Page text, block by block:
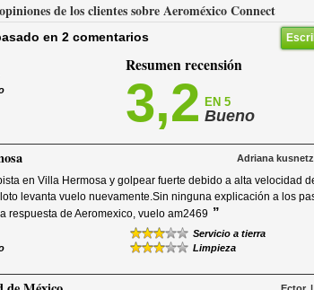
de los clientes sobre Aeroméxico Connect
en 2 comentarios
Resumen recensión
3,2 EN 5
Bueno
Adriana kusnetz
en Villa Hermosa y golpear fuerte debido a alta velocidad
levanta vuelo nuevamente.Sin ninguna explicación a los
respuesta de Aeromexico, vuelo am2469 ”
Servicio a tierra
Limpieza